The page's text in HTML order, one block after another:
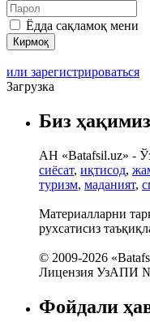
Ёдда сақламоқ мени
или зарегистрироваться
Загрузка
Биз
АН «Batafsil.uz» -
сиёсат, иқтисод,
туризм, маданият,
Материалларни
рухсатисиз
© 2009-2026
Лицензия УзАПИ
Фойдали